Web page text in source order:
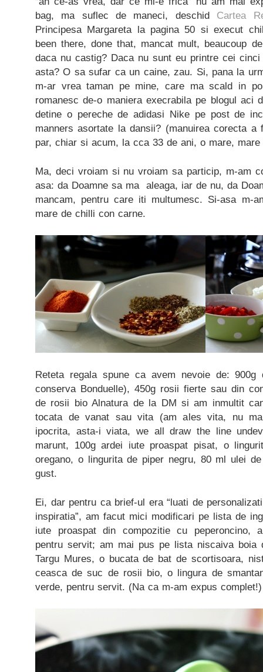
bag, ma suflec de maneci, deschid Cartea
Principesa Margareta la pagina 50 si execut
been there, done that, mancat mult, beaucoup
daca nu castig? Daca nu sunt eu printre cei
asta? O sa sufar ca un caine, zau. Si, pana la
m-ar vrea taman pe mine, care ma scald in
romanesc de-o maniera execrabila pe blogul aci
detine o pereche de adidasi Nike pe post de
manners asortate la dansii? (manuirea corecta
par, chiar si acum, la cca 33 de ani, o mare, mare
Ma, deci vroiam si nu vroiam sa particip, m-am
asa: da Doamne sa ma aleaga, iar de nu, da
mancam, pentru care iti multumesc. Si-asa m-
mare de chilli con carne.
Reteta regala spune ca avem nevoie de:
conserva Bonduelle), 450g rosii fierte sau din
de rosii bio Alnatura de la DM si am inmultit
tocata de vanat sau vita (am ales vita, nu
ipocrita, asta-i viata, we all draw the line
marunt, 100g ardei iute proaspat pisat, o
oregano, o lingurita de piper negru, 80 ml ulei
gust.
Ei, dar pentru ca brief-ul era “luati de
inspiratia”, am facut mici modificari pe lista de
iute proaspat din compozitie cu peperoncino,
pentru servit; am mai pus pe lista niscaiva boia
Targu Mures, o bucata de bat de scortisoara,
ceasca de suc de rosii bio, o lingura de
verde, pentru servit. (Na ca m-am expus complet!)